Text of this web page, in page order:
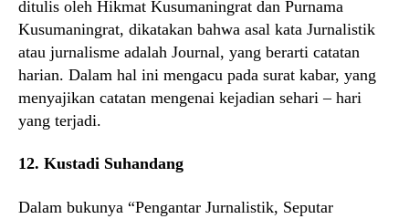
ditulis oleh Hikmat Kusumaningrat dan Purnama
Kusumaningrat, dikatakan bahwa asal kata Jurnalistik
atau jurnalisme adalah Journal, yang berarti catatan
harian. Dalam hal ini mengacu pada surat kabar, yang
menyajikan catatan mengenai kejadian sehari – hari
yang terjadi.
12. Kustadi Suhandang
Dalam bukunya “Pengantar Jurnalistik, Seputar